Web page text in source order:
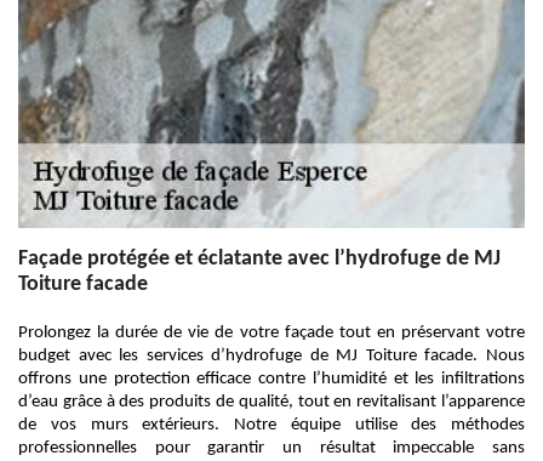
Façade protégée et éclatante avec l’hydrofuge de MJ
Toiture facade
Prolongez la durée de vie de votre façade tout en préservant votre
budget avec les services d’hydrofuge de MJ Toiture facade. Nous
offrons une protection efficace contre l’humidité et les infiltrations
d’eau grâce à des produits de qualité, tout en revitalisant l’apparence
de vos murs extérieurs. Notre équipe utilise des méthodes
professionnelles pour garantir un résultat impeccable sans